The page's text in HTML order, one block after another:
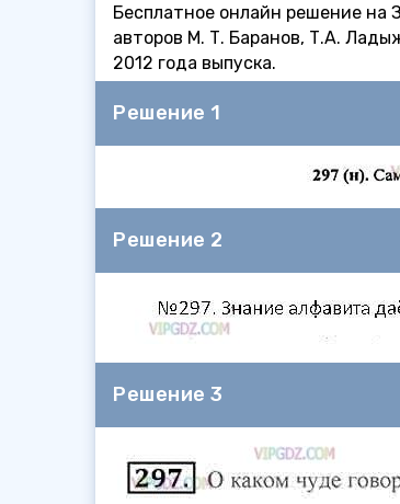
Бесплатное онлайн решение на
авторов М. Т. Баранов, Т.А.
2012 года выпуска.
Решение 1
Решение 2
Решение 3